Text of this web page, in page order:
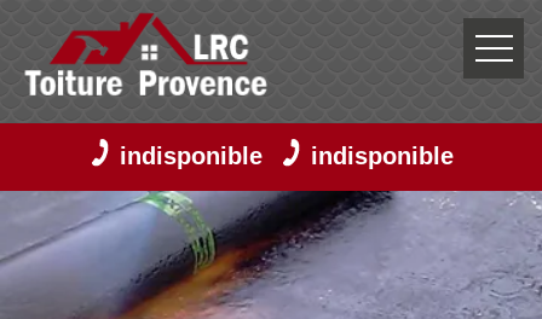
indisponible indisponible